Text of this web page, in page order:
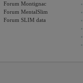
Forum Montignac
Forum MentalSlim
Forum SLIM data